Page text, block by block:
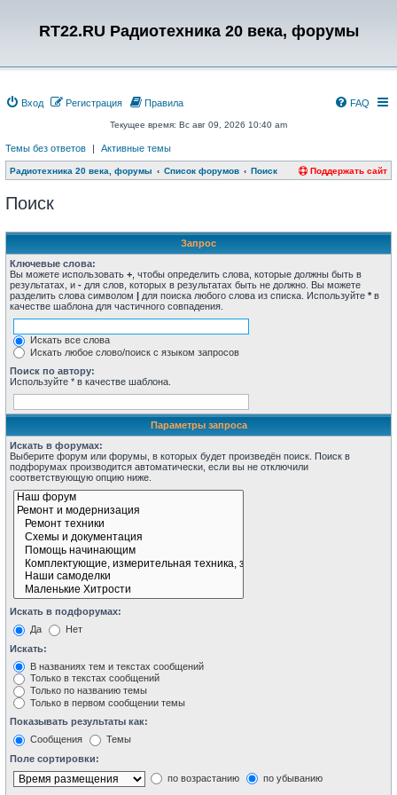
RT22.RU Радиотехника 20 века, форумы
Вход Регистрация FAQ
Правила
Текущее время: Вс авг 09, 2026 10:40 am
Темы без ответов | Активные темы
Радиотехника 20 века, форумы Список форумов Поиск Поддержать сайт
Поиск
Запрос
Ключевые слова:
Вы можете использовать + , чтобы определить слова, которые должны быть в
результатах, и - для слов, которых в результатах быть не должно. Вы можете
разделить слова символом | для поиска любого слова из списка. Используйте * в
качестве шаблона для частичного совпадения.
Искать все слова
Искать любое слово/поиск с языком запросов
Поиск по автору:
Используйте * в качестве шаблона.
Параметры запроса
Искать в форумах:
Выберите форум или форумы, в которых будет произведён поиск. Поиск в
подфорумах производится автоматически, если вы не отключили
соответствующую опцию ниже.
Искать в подфорумах:
Да
Нет
Искать:
В названиях тем и текстах сообщений
Только в текстах сообщений
Только по названию темы
Только в первом сообщении темы
Показывать результаты как:
Сообщения
Темы
Поле сортировки:
по возрастанию
по убыванию